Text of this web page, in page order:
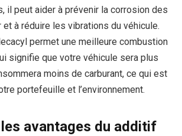
il peut aider à prévenir la corrosion des
à réduire les vibrations du véhicule.
permet une meilleure combustion
signifie que votre véhicule sera plus
moins de carburant, ce qui est
portefeuille et l’environnement.
avantages du additif